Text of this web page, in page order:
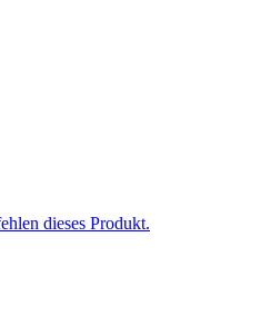
dieses Produkt.